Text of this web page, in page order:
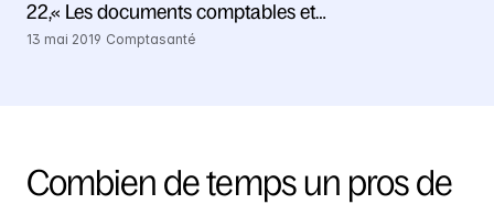
22,« Les documents comptables et…
13 mai 2019 Comptasanté
Combien de temps un pros de